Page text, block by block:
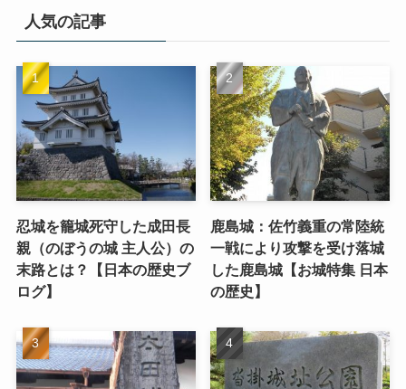
人気の記事
忍城を籠城死守した成田長
親（のぼうの城 主人公）の
末路とは？【日本の歴史ブ
ログ】
鹿島城：佐竹義重の常陸統
一戦により攻撃を受け落城
した鹿島城【お城特集 日本
の歴史】